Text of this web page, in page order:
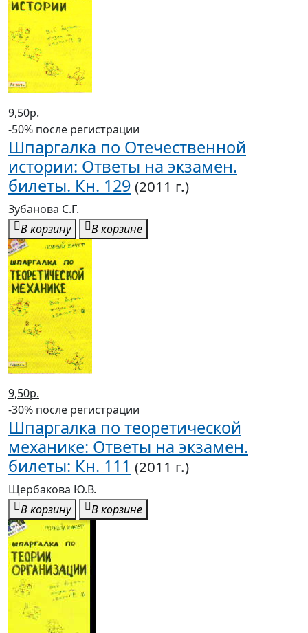
9,50р.
-50% после регистрации
Шпаргалка по Отечественной
истории: Ответы на экзамен.
билеты. Кн. 129 (2011 г.)
Зубанова С.Г.
В корзину
В корзине
9,50р.
-30% после регистрации
Шпаргалка по теоретической
механике: Ответы на экзамен.
билеты: Кн. 111 (2011 г.)
Щербакова Ю.В.
В корзину
В корзине